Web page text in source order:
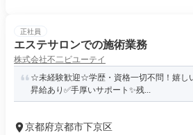
正社員
エステサロンでの施術業務
株式会社不二ビユーテイ
☆未経験歓迎☆学歴・資格一切不問！嬉し
昇給あり✅手厚いサポート✨️残...
京都府京都市下京区